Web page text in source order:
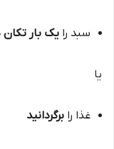
سبد را یک بار
یا
غذا را برگردانید